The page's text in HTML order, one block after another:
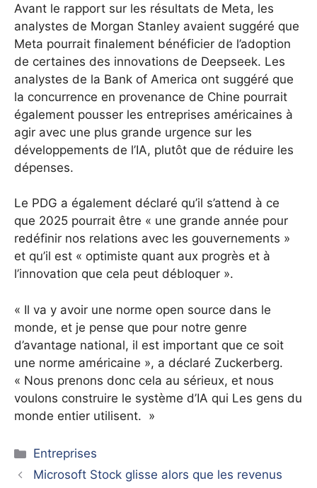
Avant le rapport sur les résultats de Meta, les
analystes de Morgan Stanley avaient suggéré que
Meta pourrait finalement bénéficier de l’adoption
de certaines des innovations de Deepseek. Les
analystes de la Bank of America ont suggéré que
la concurrence en provenance de Chine pourrait
également pousser les entreprises américaines à
agir avec une plus grande urgence sur les
développements de l’IA, plutôt que de réduire les
dépenses.
Le PDG a également déclaré qu’il s’attend à ce
que 2025 pourrait être « une grande année pour
redéfinir nos relations avec les gouvernements »
et qu’il est « optimiste quant aux progrès et à
l’innovation que cela peut débloquer ».
« Il va y avoir une norme open source dans le
monde, et je pense que pour notre genre
d’avantage national, il est important que ce soit
une norme américaine », a déclaré Zuckerberg.
« Nous prenons donc cela au sérieux, et nous
voulons construire le système d’IA qui Les gens du
monde entier utilisent. »
Catégories
Entreprises
Microsoft Stock glisse alors que les revenus